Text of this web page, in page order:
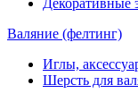
Декоративные
Валяние (фелтинг)
Иглы,
Шерсть для